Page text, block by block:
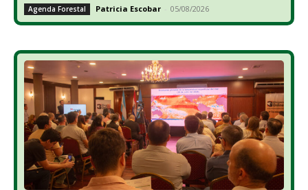
Agenda Forestal Patricia Escobar - 05/08/2026